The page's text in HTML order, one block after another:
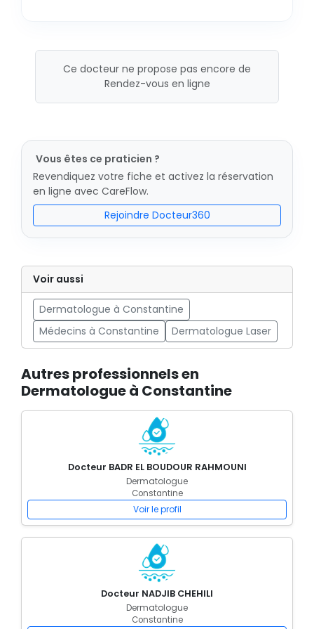
Ce docteur ne propose pas encore de
Rendez-vous en ligne
Vous êtes ce praticien ?
Revendiquez votre fiche et activez la réservation
en ligne avec CareFlow.
Rejoindre Docteur360
Voir aussi
Dermatologue à Constantine
Médecins à Constantine
Dermatologue Laser
Autres professionnels en
Dermatologue à Constantine
Docteur BADR EL BOUDOUR RAHMOUNI
Dermatologue
Constantine
Voir le profil
Docteur NADJIB CHEHILI
Dermatologue
Constantine